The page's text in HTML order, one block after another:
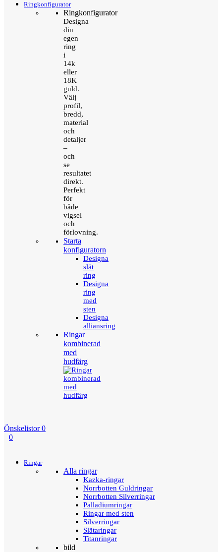
Ringkonfigurator
Ringkonfigurator
Designa
din
egen
ring
i
14k
eller
18K
guld.
Välj
profil,
bredd,
material
och
detaljer
–
och
se
resultatet
direkt.
Perfekt
för
både
vigsel
och
förlovning.
Starta
konfiguratorn
Designa
slät
ring
Designa
ring
med
sten
Designa
alliansring
Ringar
kombinerad
med
hudfärg
Önskelistor 0
0
Ringar
Alla ringar
Kazka-ringar
Norrbotten Guldringar
Norrbotten Silverringar
Palladiumringar
Ringar med sten
Silverringar
Slätaringar
Titanringar
bild